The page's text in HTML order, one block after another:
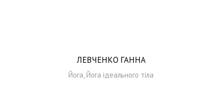
ЛЕВЧЕНКО ГАННА
Йога, Йога ідеального тіла